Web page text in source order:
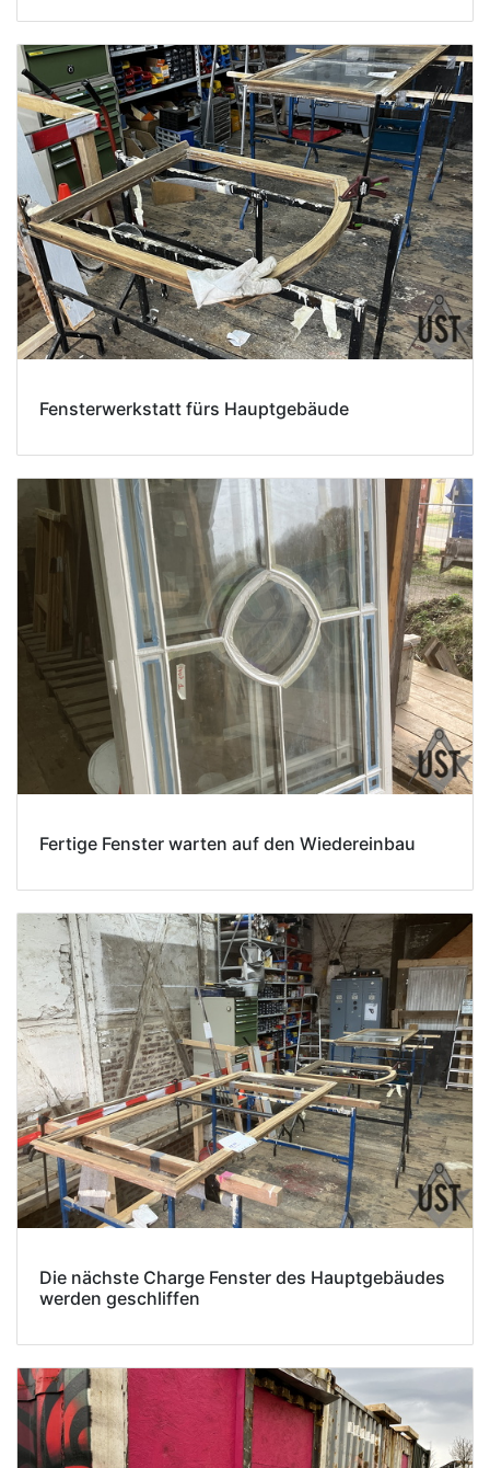
Fensterwerkstatt fürs Hauptgebäude
Fertige Fenster warten auf den Wiedereinbau
Die nächste Charge Fenster des Hauptgebäudes
werden geschliffen